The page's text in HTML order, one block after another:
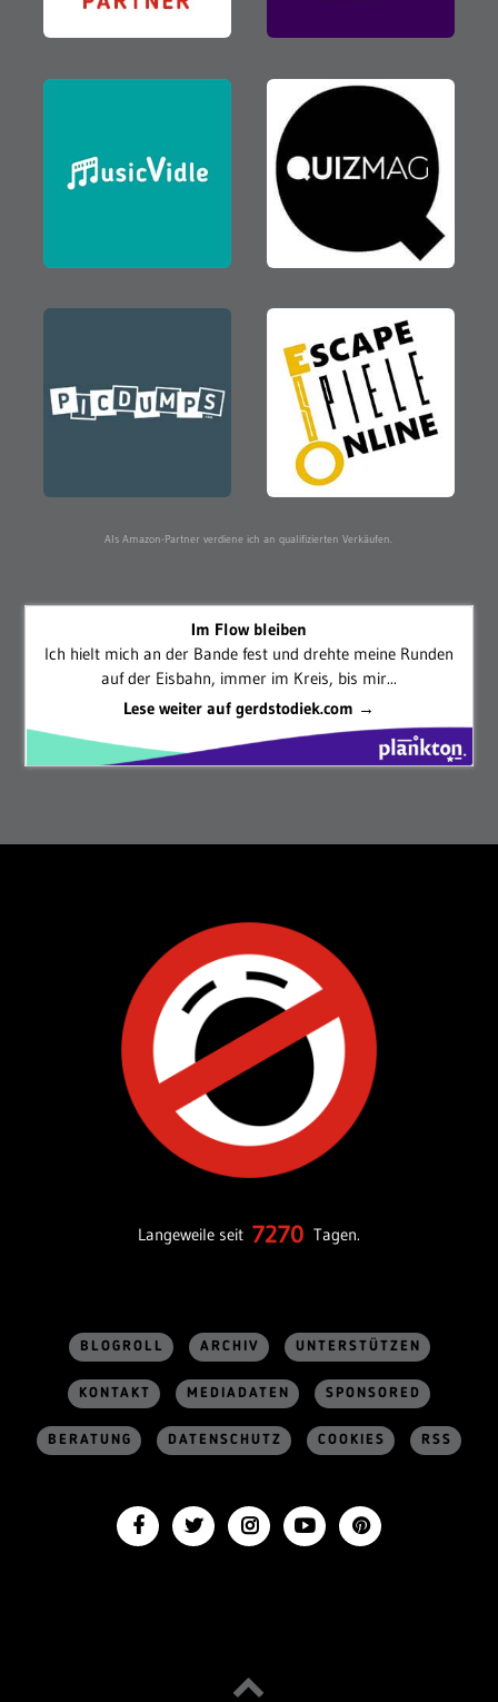
Als Amazon-Partner verdiene ich an qualifizierten Verkäufen.
Im Flow bleiben
Ich hielt mich an der Bande fest und drehte meine Runden
auf der Eisbahn, immer im Kreis, bis mir...
Lese weiter auf gerdstodiek.com →
Langeweile seit 7270 Tagen.
BLOGROLL ARCHIV UNTERSTÜTZEN
KONTAKT MEDIADATEN SPONSORED
BERATUNG DATENSCHUTZ COOKIES RSS